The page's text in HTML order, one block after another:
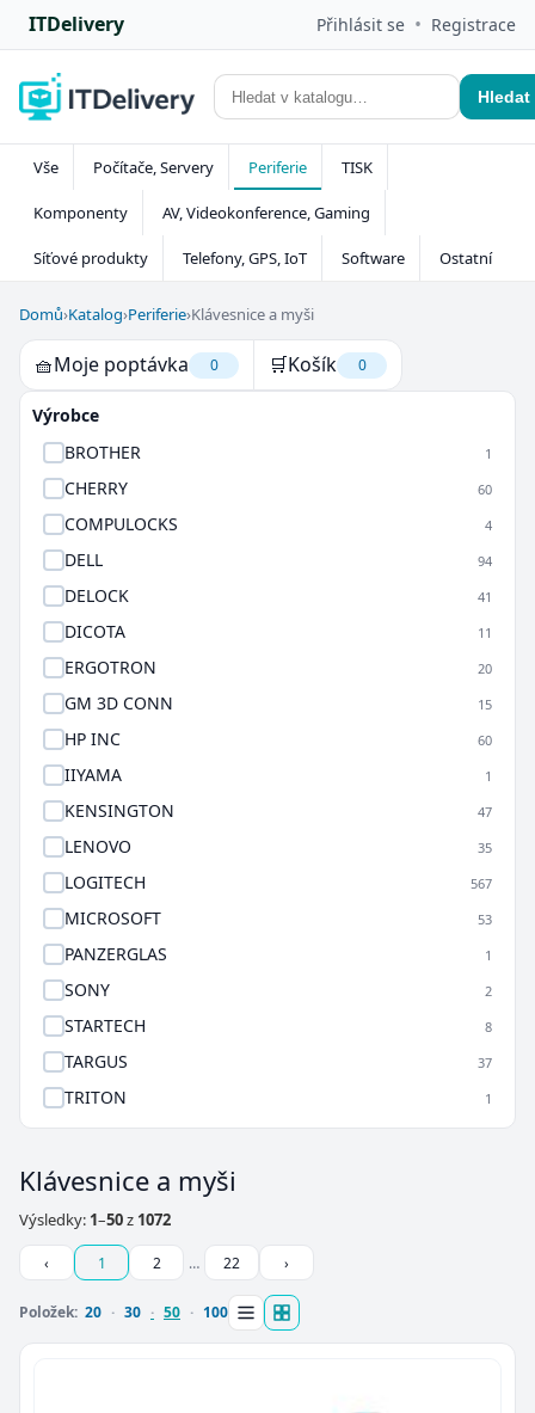
ITDelivery Přihlásit se • Registrace
Hledat
Vše Počítače, Servery Periferie TISK
Komponenty AV, Videokonference, Gaming
Síťové produkty Telefony, GPS, IoT Software Ostatní
Domů›Katalog›Periferie›Klávesnice a myši
🧺Moje poptávka 0 🛒Košík 0
Výrobce
BROTHER
1
CHERRY 60
COMPULOCKS 4
DELL 94
DELOCK 41
DICOTA 11
ERGOTRON 20
GM 3D CONN 15
HP INC 60
IIYAMA 1
KENSINGTON 47
LENOVO 35
LOGITECH 567
MICROSOFT 53
PANZERGLAS 1
SONY 2
STARTECH 8
TARGUS 37
TRITON 1
Klávesnice a myši
Výsledky: 1–50z 1072
‹ 1 2 … 22 ›
Položek: 20 30 50 100